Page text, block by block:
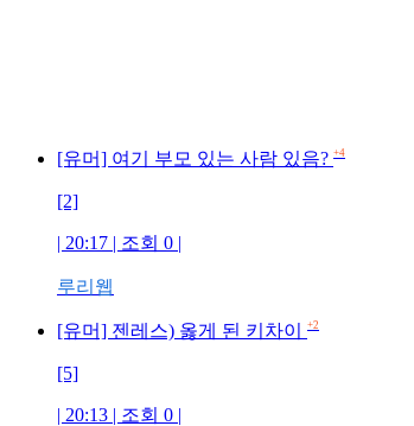
[유머] 여기 부모 있는 사람 있음? +4
[2]
| 20:17 | 조회 0 |
루리웹
[유머] 젠레스) 옳게 된 키차이 +2
[5]
| 20:13 | 조회 0 |